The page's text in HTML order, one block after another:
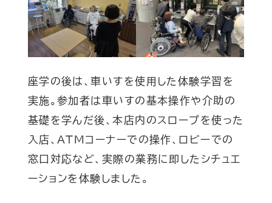
座学の後は、車いすを使用した体験学習を
実施。参加者は車いすの基本操作や介助の
基礎を学んだ後、本店内のスロープを使った
入店、ATMコーナーでの操作、ロビーでの
窓口対応など、実際の業務に即したシチュエ
ーションを体験しました。